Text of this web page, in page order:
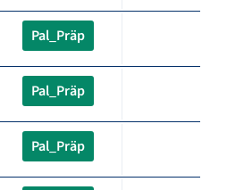
Pal_Präp
Pal_Präp
Pal_Präp